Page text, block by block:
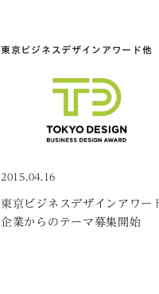
東京ビジネスデザインアワード他
2015.04.16
東京ビジネスデザインアワー
企業からのテーマ募集開始